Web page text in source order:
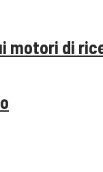
motori di